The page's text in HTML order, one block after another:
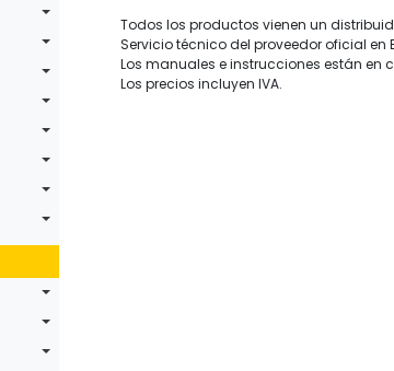
Todos los productos vienen un
Servicio técnico del proveedor oficial en
Los manuales e instrucciones están en
Los precios incluyen IVA.